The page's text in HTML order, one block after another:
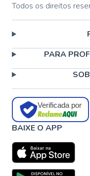
Todos os direitos
PARA
Verificada por
BAIXE O APP